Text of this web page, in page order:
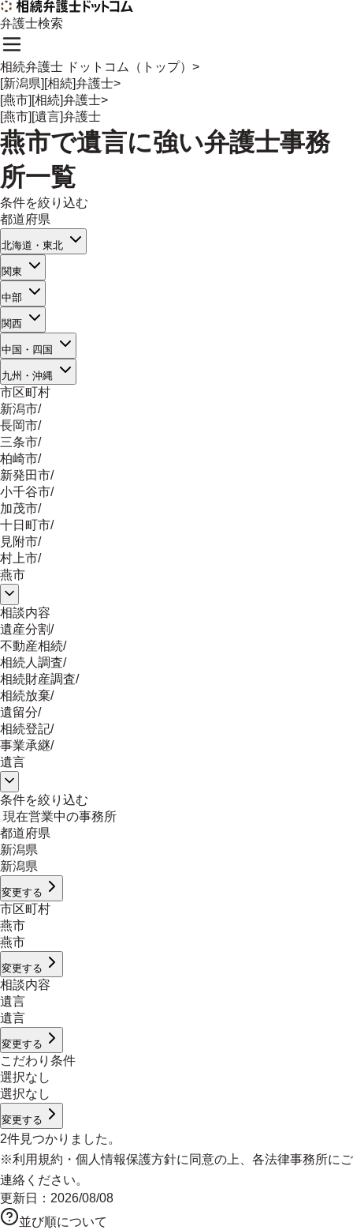
弁護士検索
相続弁護士 ドットコム（トップ） >
[新潟県][相続]弁護士>
[燕市][相続]弁護士>
[燕市][遺言]弁護士
燕市で遺言に強い弁護士事務
所一覧
条件を絞り込む
都道府県
北海道・東北
関東
中部
関西
中国・四国
九州・沖縄
市区町村
新潟市/
長岡市/
三条市/
柏崎市/
新発田市/
小千谷市/
加茂市/
十日町市/
見附市/
村上市/
燕市
相談内容
遺産分割/
不動産相続/
相続人調査/
相続財産調査/
相続放棄/
遺留分/
相続登記/
事業承継/
遺言
条件を絞り込む
現在営業中の事務所
都道府県
新潟県
新潟県
変更する
市区町村
燕市
燕市
変更する
相談内容
遺言
遺言
変更する
こだわり条件
選択なし
選択なし
変更する
2件見つかりました。
※利用規約 ・ 個人情報保護方針に同意の上、各法律事務所にご
連絡ください。
更新日： 2026/08/08
並び順について